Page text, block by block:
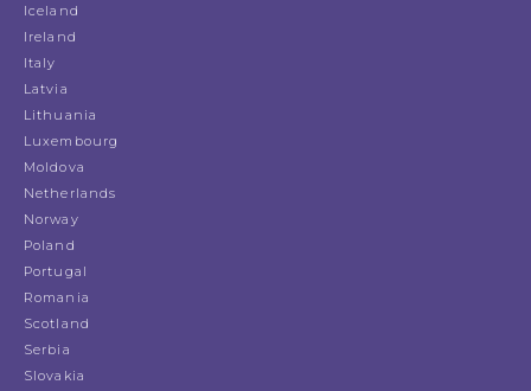
Iceland
Ireland
Italy
Latvia
Lithuania
Luxembourg
Moldova
Netherlands
Norway
Poland
Portugal
Romania
Scotland
Serbia
Slovakia